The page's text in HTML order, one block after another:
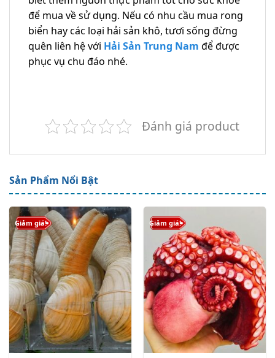
để mua về sử dụng. Nếu có nhu cầu mua rong
biển hay các loại hải sản khô, tươi sống đừng
quên liên hệ với Hải Sản Trung Nam để được
phục vụ chu đáo nhé.
Đánh giá product
Sản Phẩm Nổi Bật
Giảm giá! Giảm giá!